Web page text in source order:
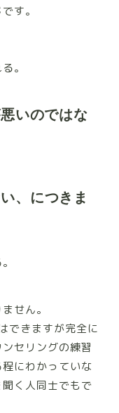
す。
。
いのではな
、につきま
せん。
できますが完全に
セリングの練習
にわかっていな
く人同士でもで